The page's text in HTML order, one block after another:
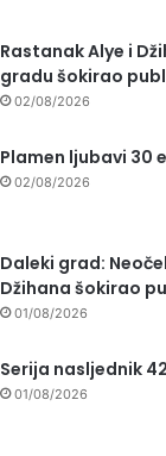
Rastanak Alye i
gradu šokirao
02/08/2026
Plamen ljubavi 30
02/08/2026
Daleki grad:
Džihana šokirao
01/08/2026
Serija nasljednik
01/08/2026